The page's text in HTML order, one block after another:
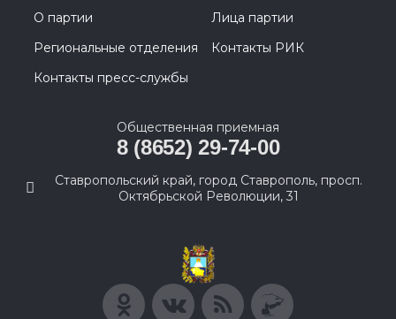
О партии
Лица партии
Региональные отделения
Контакты РИК
Контакты пресс-службы
Общественная приемная
8 (8652) 29-74-00
Ставропольский край, город Ставрополь, просп.
Октябрьской Революции, 31